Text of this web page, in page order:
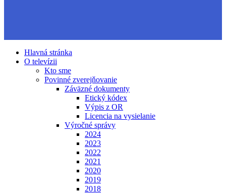
Hlavná stránka
O televízii
Kto sme
Povinné zverejňovanie
Záväzné dokumenty
Etický kódex
Výpis z OR
Licencia na vysielanie
Výročné správy
2024
2023
2022
2021
2020
2019
2018